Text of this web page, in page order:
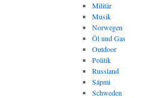
Militär
Musik
Norwegen
Öl und Gas
Outdoor
Politik
Russland
Sápmi
Schweden